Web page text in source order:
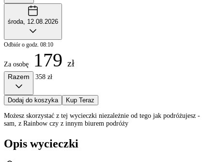
środa, 12.08.2026
Odbiór o godz. 08:10
Za osobę 179 zł
Razem 358 zł
Dodaj do koszyka Kup Teraz
Możesz skorzystać z tej wycieczki niezależnie od tego jak podróżujesz -
sam, z Rainbow czy z innym biurem podróży
Opis wycieczki